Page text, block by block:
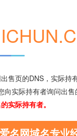
页的DNS，实际持
实际持有者询问出售
实际持有者。
名网域名专业